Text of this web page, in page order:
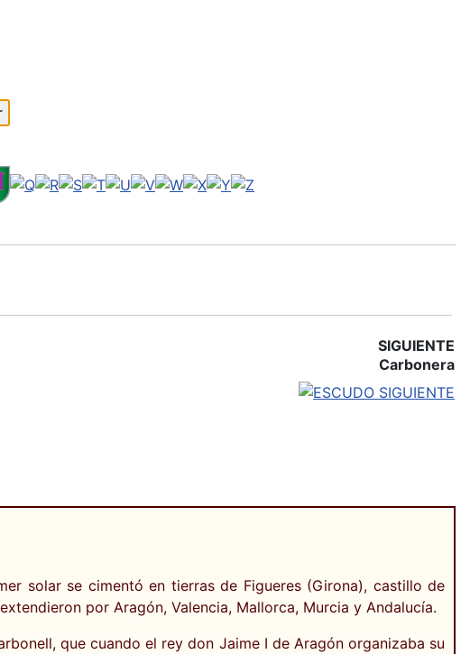
SIGUIENTE
Carbonera
solar se cimentó en tierras de Figueres (Girona), castillo de
por Aragón, Valencia, Mallorca, Murcia y Andalucía.
que cuando el rey don Jaime I de Aragón organizaba su